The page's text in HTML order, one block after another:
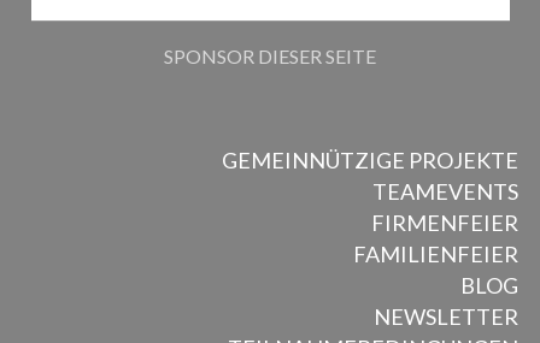
SPONSOR DIESER SEITE
GEMEINNÜTZIGE PROJEKTE
TEAMEVENTS
FIRMENFEIER
FAMILIENFEIER
BLOG
NEWSLETTER